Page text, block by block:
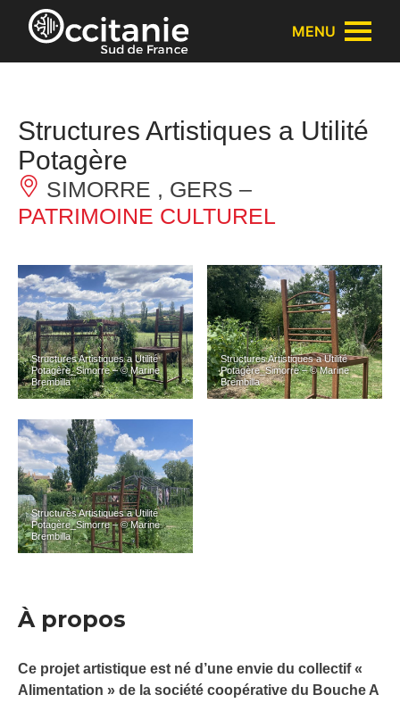
Panneau de gestion des cookies
MENU
Structures Artistiques a Utilité
Potagère
SIMORRE , GERS –
PATRIMOINE CULTUREL
Structures Artistiques a Utilité
Potagère_Simorre – © Marine
Brembilla
Structures Artistiques a Utilité
Potagère_Simorre – © Marine
Brembilla
Structures Artistiques a Utilité
Potagère_Simorre – © Marine
Brembilla
À propos
Ce projet artistique est né d’une envie du collectif «
Alimentation » de la société coopérative du Bouche A